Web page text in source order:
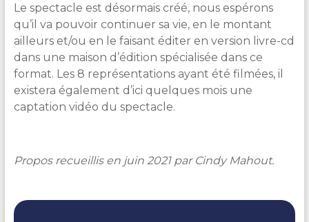
Le spectacle est désormais créé, nous espérons
qu’il va pouvoir continuer sa vie, en le montant
ailleurs et/ou en le faisant éditer en version livre-cd
dans une maison d’édition spécialisée dans ce
format. Les 8 représentations ayant été filmées, il
existera également d’ici quelques mois une
captation vidéo du spectacle.
Propos recueillis en juin 2021 par Cindy Mahout.